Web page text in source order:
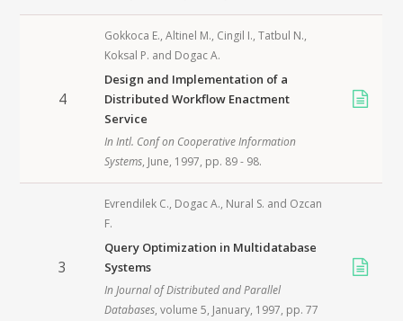
4
Gokkoca E.,Altinel M., Cingil I.,Tatbul N.,
Koksal P. and Dogac A.
Design and Implementation of a
Distributed Workflow Enactment
Service
InIntl. Conf on Cooperative Information
Systems, June, 1997, pp. 89 - 98.
3
Evrendilek C., Dogac A., Nural S. and Ozcan
F.
Query Optimization in Multidatabase
Systems
InJournal of Distributed and Parallel
Databases, volume 5, January, 1997, pp. 77